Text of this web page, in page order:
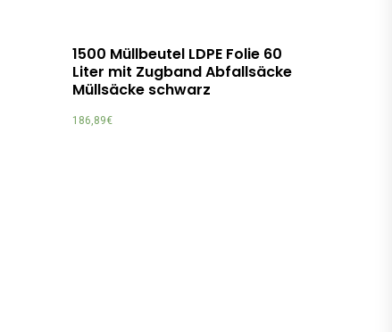
1500 Müllbeutel LDPE Folie 60
Liter mit Zugband Abfallsäcke
Müllsäcke schwarz
186,89€